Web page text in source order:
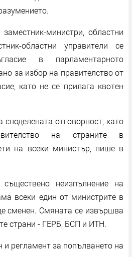
министри, областни
областни управители се
в парламентарното
за избор на правителство от
като не се прилага квотен
отговорност, като
на страните в
на всеки министър, пише в
неизпълнение на
всеки един от министрите в
сменен. Смяната се извършва
страни - ГЕРБ, БСП и ИТН.
и регламент за попълването на